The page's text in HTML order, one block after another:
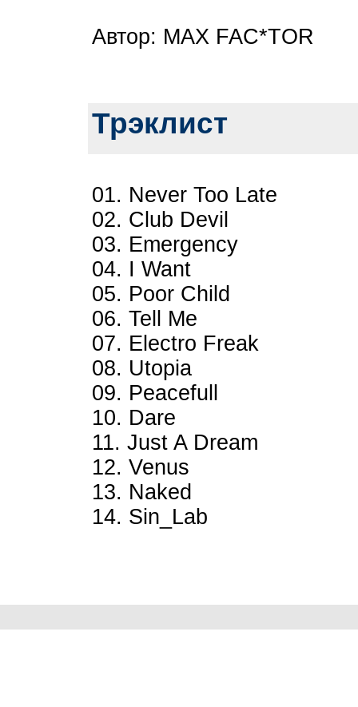
Автор: MAX FAC*TOR
Трэклист
01. Never Too Late
02. Club Devil
03. Emergency
04. I Want
05. Poor Child
06. Tell Me
07. Electro Freak
08. Utopia
09. Peacefull
10. Dare
11. Just A Dream
12. Venus
13. Naked
14. Sin_Lab